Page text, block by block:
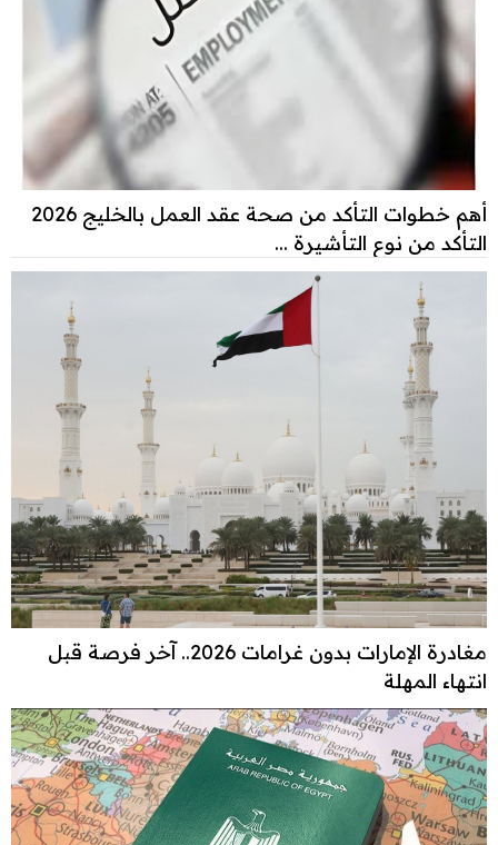
أهم خطوات التأكد من صحة عقد العمل بالخليج 2026
التأكد من نوع التأشيرة ...
مغادرة الإمارات بدون غرامات 2026.. آخر فرصة قبل
انتهاء المهلة